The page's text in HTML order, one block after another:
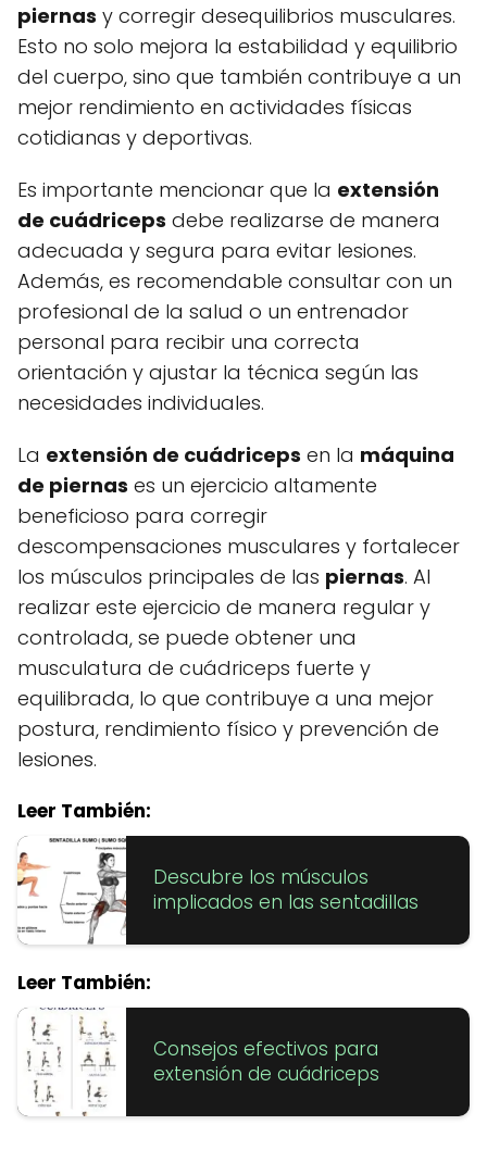
piernas y corregir desequilibrios musculares.
Esto no solo mejora la estabilidad y equilibrio
del cuerpo, sino que también contribuye a un
mejor rendimiento en actividades físicas
cotidianas y deportivas.
Es importante mencionar que la extensión
de cuádriceps debe realizarse de manera
adecuada y segura para evitar lesiones.
Además, es recomendable consultar con un
profesional de la salud o un entrenador
personal para recibir una correcta
orientación y ajustar la técnica según las
necesidades individuales.
La extensión de cuádriceps en la máquina
de piernas es un ejercicio altamente
beneficioso para corregir
descompensaciones musculares y fortalecer
los músculos principales de las piernas. Al
realizar este ejercicio de manera regular y
controlada, se puede obtener una
musculatura de cuádriceps fuerte y
equilibrada, lo que contribuye a una mejor
postura, rendimiento físico y prevención de
lesiones.
Leer También:
Descubre los músculos
implicados en las sentadillas
Leer También:
Consejos efectivos para
extensión de cuádriceps